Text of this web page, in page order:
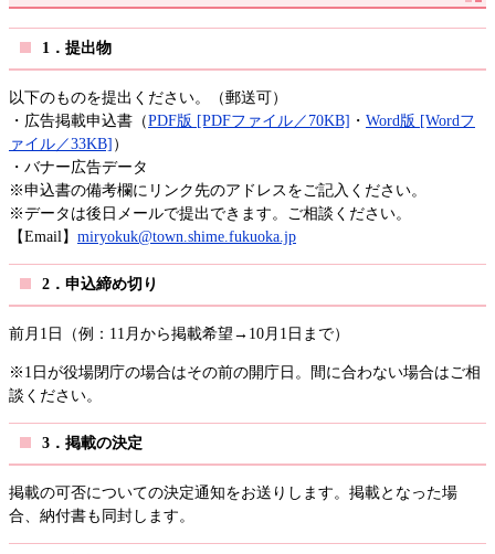
1．提出物
以下のものを提出ください。（郵送可）
・広告掲載申込書（PDF版 [PDFファイル／70KB] ・ Word版 [Wordフ
ァイル／33KB] ）
・バナー広告データ
※申込書の備考欄にリンク先のアドレスをご記入ください。
※データは後日メールで提出できます。ご相談ください。
【Email】 miryokuk@town.shime.fukuoka.jp
2 ． 申込締め切り
前月1日（例：11月から掲載希望→10月1日まで）
※1日が役場閉庁の場合はその前の開庁日。間に合わない場合はご相
談ください。
3．掲載の決定
掲載の可否についての決定通知をお送りします。掲載となった場
合、納付書も同封します。